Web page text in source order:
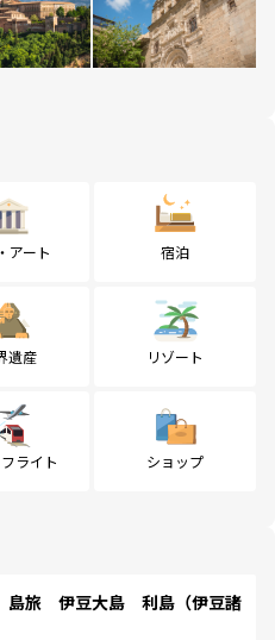
アート 宿泊
遺産 リゾート
ライト ショップ
旅 伊豆大島 利島（伊豆諸